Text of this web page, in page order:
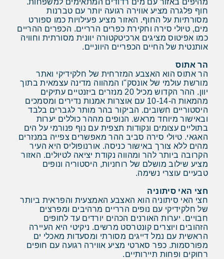
מהיפים באזור עם מים רדודים המתאימים למשפחות.
חוף פלגרה מציע אווירה רגועה יותר עם טברנות
מסורתיות על החוף. האזור מציע פעילויות כמו ספורט
מים, טיולי סירה וחקירת כפרים הרריים. הכפרים ההריים
כמו אפיטוס מציגים ארכיטקטורה יוונית מסורתית וחוויה
אותנטית של החיים הכפריים היווניים.
הר אתוס
הר אתוס הוא האצבע המזרחית של חלקידיקי ואתר
מורשת עולמי של אונסק"ו המהווה מדינה עצמאית בתוך
יוון. ההר הקדוש מכיל 20 מנזרים ביזנטיים עתיקים
מהמאות ה-10-14 עם אוצרות אמנות נדירים ומסמכים
היסטוריים חשובים. הביקור בהר מותר לגברים בלבד
ובאישור מיוחד מראש. הנופים מההר כוללים יערות
בתוליים עצומים ונקודות תצפית עם נוף פנורמי על הים
האגאי. טיולי סירה סביב ההר מאפשרים צפייה במנזרים
מהים ללא צורך באישור כניסה. אורנופוליס היא העיר
הקרובה ביותר להר ומהווה נקודת יציאה לטיולים. האזור
מציע שילוב מושלם של רוחניות, היסטוריה ונופים
טבעיים עוצרי נשימה.
חצי האי סיתוניה
חצי האי סיתוניה הוא האצבע האמצעית והפראית ביותר
של חלקידיקי עם נופים הרריים מרהיבים ומפרצים
חבויים. יערות האורנים הכהים יורדים עד לחופים
הזהובים ויוצרים קונטרסט מרשים. ניקיטי היא העיירה
הראשית עם נמל דייגים מסורתי ומסעדות מאכלי ים
מפורסמות. כפר סארטי מציע אווירה רגועה עם חופים
רחוקים ופחות תיירותיים.